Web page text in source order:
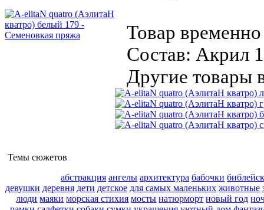
Товар временно
Состав: Акрил
Другие товары
Темы сюжетов
абстракция ангелы архитектура бабочки
девушки деревня дети детское для самых маленьких животные
люди маяки морская стихия мосты натюрморт новый год